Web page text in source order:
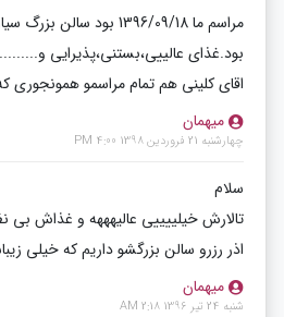
مراسم ما 1396/09/18 بود
بود.غذای عالییی،بستنی،پذیرایی
اقای کلینی هم تمام مراسمو همونجوری
میهمان
چهارشنبه 21 فروردین 1398 4:00 PM
سلام
اذر رزرو سالن بزرگشو داریم که خیلی
میهمان
شنبه 24 تیر 1396 2:18 AM